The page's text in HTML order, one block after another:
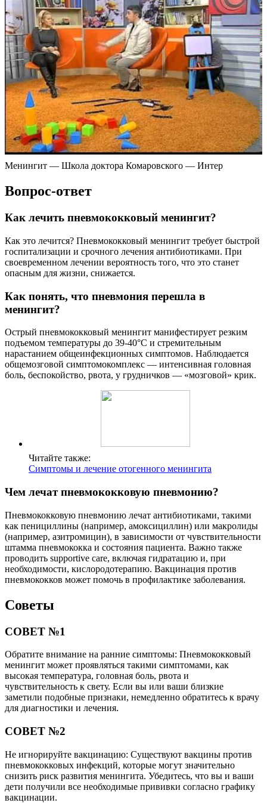
Менингит — Школа доктора Комаровского — Интер
Вопрос-ответ
Как лечить пневмококковый менингит?
Как это лечится? Пневмококковый менингит требует быстрой
госпитализации и срочного лечения антибиотиками. При
своевременном лечении вероятность того, что это станет
опасным для жизни, снижается.
Как понять, что пневмония перешла в
менингит?
Острый пневмококковый менингит манифестирует резким
подъемом температуры до 39-40°С и стремительным
нарастанием общеинфекционных симптомов. Наблюдается
общемозговой симптомокомплекс — интенсивная головная
боль, беспокойство, рвота, у грудничков — «мозговой» крик.
Читайте также:
Симптомы и лечение отогенного менингита
Чем лечат пневмококковую пневмонию?
Пневмококковую пневмонию лечат антибиотиками, такими
как пенициллины (например, амоксициллин) или макролиды
(например, азитромицин), в зависимости от чувствительности
штамма пневмококка и состояния пациента. Важно также
проводить supportive care, включая гидратацию и, при
необходимости, кислородотерапию. Вакцинация против
пневмококков может помочь в профилактике заболевания.
Советы
СОВЕТ №1
Обратите внимание на ранние симптомы: Пневмококковый
менингит может проявляться такими симптомами, как
высокая температура, головная боль, рвота и
чувствительность к свету. Если вы или ваши близкие
заметили подобные признаки, немедленно обратитесь к врачу
для диагностики и лечения.
СОВЕТ №2
Не игнорируйте вакцинацию: Существуют вакцины против
пневмококковых инфекций, которые могут значительно
снизить риск развития менингита. Убедитесь, что вы и ваши
дети получили все необходимые прививки согласно графику
вакцинации.